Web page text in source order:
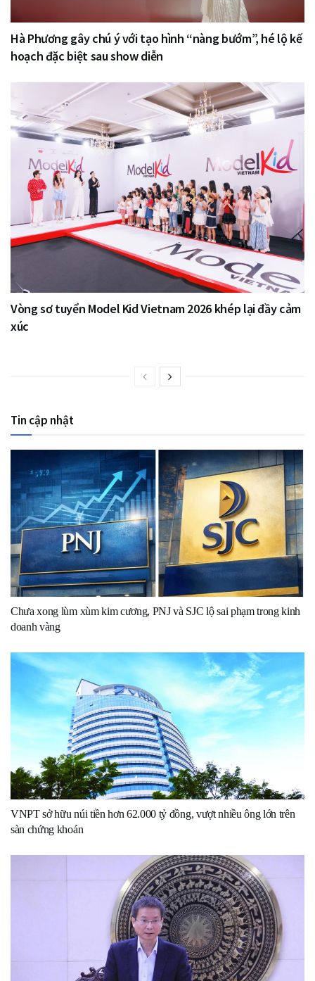
Hà Phương gây chú ý với tạo hình “nàng bướm”, hé lộ kế
hoạch đặc biệt sau show diễn
Vòng sơ tuyển Model Kid Vietnam 2026 khép lại đầy cảm
xúc
Tin cập nhật
Chưa xong lùm xùm kim cương, PNJ và SJC lộ sai phạm trong kinh
doanh vàng
VNPT sở hữu núi tiền hơn 62.000 tỷ đồng, vượt nhiều ông lớn trên
sàn chứng khoán